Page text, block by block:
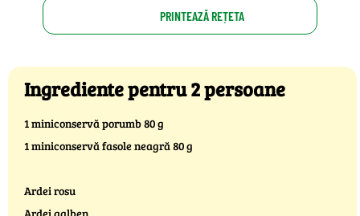
PRINTEAZĂ REȚETA
Ingrediente pentru 2 persoane
1 miniconservă porumb 80 g
1 miniconservă fasole neagră 80 g
Ardei rosu